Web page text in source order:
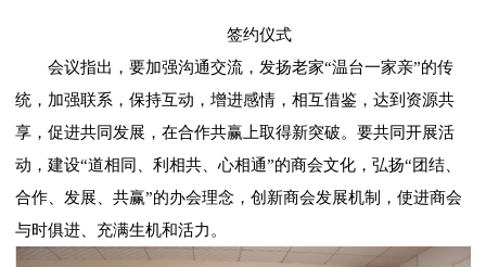
签约仪式
会议指出，要加强沟通交流，发扬老家“温台一家亲”的传
统，加强联系，保持互动，增进感情，相互借鉴，达到资源共
享，促进共同发展，在合作共赢上取得新突破。要共同开展活
动，建设“道相同、利相共、心相通”的商会文化，弘扬“团结、
合作、发展、共赢”的办会理念，创新商会发展机制，使进商会
与时俱进、充满生机和活力。